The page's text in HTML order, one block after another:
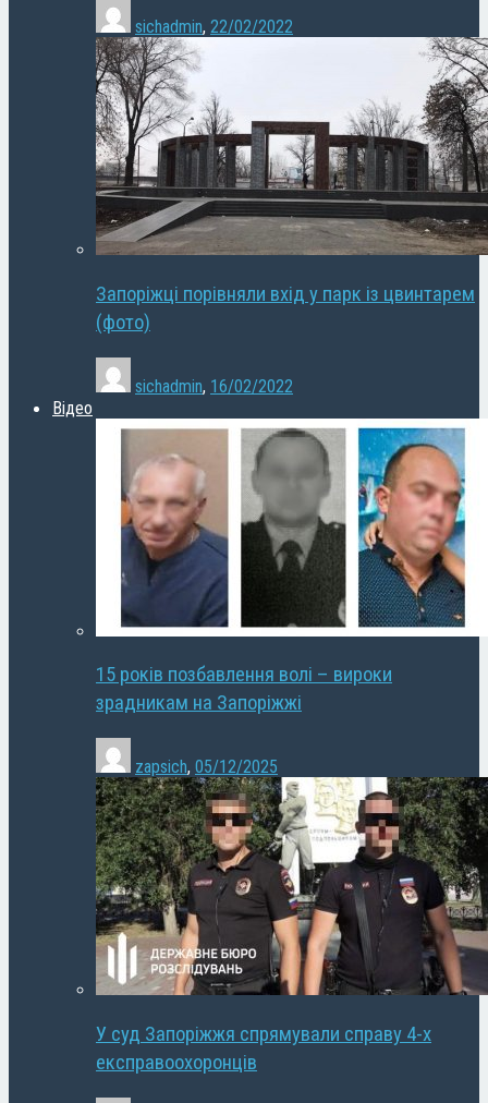
sichadmin, 22/02/2022
Запоріжці порівняли вхід у парк із цвинтарем
(фото)
sichadmin, 16/02/2022
Відео
15 років позбавлення волі – вироки
зрадникам на Запоріжжі
zapsich, 05/12/2025
У суд Запоріжжя спрямували справу 4-х
експравоохоронців